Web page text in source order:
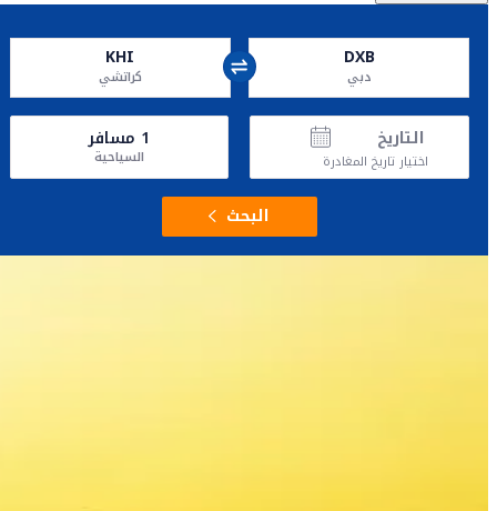
DXB
دبي
KHI
كراتشي
التاريخ
اختيار تاريخ المغادرة
1 مسافر
السياحية
البحث